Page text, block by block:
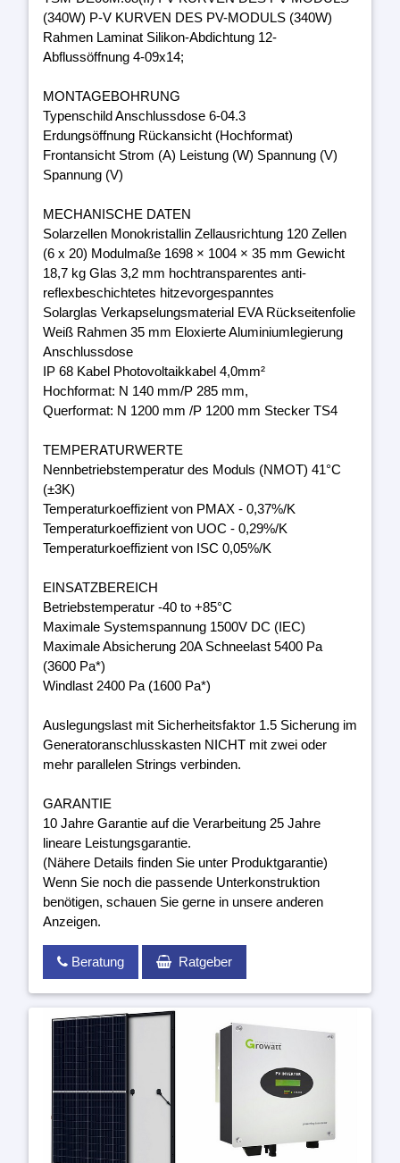
(340W) P-V KURVEN DES PV-MODULS (340W)
Rahmen Laminat Silikon-Abdichtung 12-
Abflussöffnung 4-09x14;
MONTAGEBOHRUNG
Typenschild Anschlussdose 6-04.3
Erdungsöffnung Rückansicht (Hochformat)
Frontansicht Strom (A) Leistung (W) Spannung (V)
Spannung (V)
MECHANISCHE DATEN
Solarzellen Monokristallin Zellausrichtung 120 Zellen
(6 x 20) Modulmaße 1698 × 1004 × 35 mm Gewicht
18,7 kg Glas 3,2 mm hochtransparentes anti-
reflexbeschichtetes hitzevorgespanntes
Solarglas Verkapselungsmaterial EVA Rückseitenfolie
Weiß Rahmen 35 mm Eloxierte Aluminiumlegierung
Anschlussdose
IP 68 Kabel Photovoltaikkabel 4,0mm²
Hochformat: N 140 mm/P 285 mm,
Querformat: N 1200 mm /P 1200 mm Stecker TS4
TEMPERATURWERTE
Nennbetriebstemperatur des Moduls (NMOT) 41°C
(±3K)
Temperaturkoeffizient von PMAX - 0,37%/K
Temperaturkoeffizient von UOC - 0,29%/K
Temperaturkoeffizient von ISC 0,05%/K
EINSATZBEREICH
Betriebstemperatur -40 to +85°C
Maximale Systemspannung 1500V DC (IEC)
Maximale Absicherung 20A Schneelast 5400 Pa
(3600 Pa*)
Windlast 2400 Pa (1600 Pa*)
Auslegungslast mit Sicherheitsfaktor 1.5 Sicherung im
Generatoranschlusskasten NICHT mit zwei oder
mehr parallelen Strings verbinden.
GARANTIE
10 Jahre Garantie auf die Verarbeitung 25 Jahre
lineare Leistungsgarantie.
(Nähere Details finden Sie unter Produktgarantie)
Wenn Sie noch die passende Unterkonstruktion
benötigen, schauen Sie gerne in unsere anderen
Anzeigen.
Beratung Ratgeber